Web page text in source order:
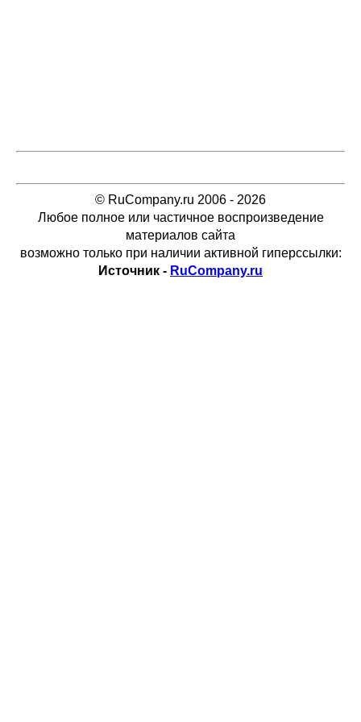
© RuCompany.ru 2006 - 2026
Любое полное или частичное воспроизведение
материалов сайта
возможно только при наличии активной гиперссылки:
Источник - RuCompany.ru